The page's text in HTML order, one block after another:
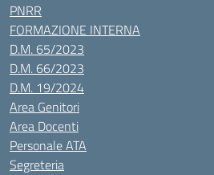
PNRR
FORMAZIONE INTERNA
D.M. 65/2023
D.M. 66/2023
D.M. 19/2024
Area Genitori
Area Docenti
Personale ATA
Segreteria